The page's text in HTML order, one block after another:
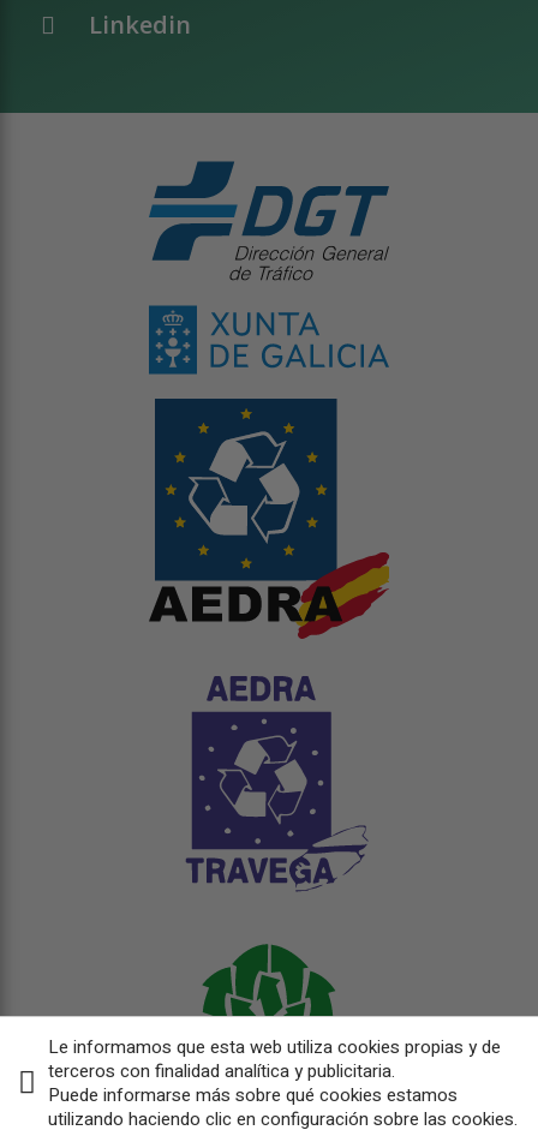
Linkedin
Le informamos que esta web utiliza cookies propias y de
terceros con finalidad analítica y publicitaria.
Puede informarse más sobre qué cookies estamos
utilizando haciendo clic en configuración sobre las cookies.